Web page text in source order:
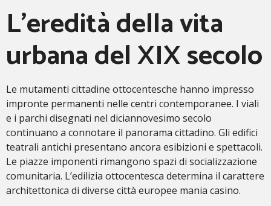
L’eredità della vita
urbana del XIX secolo
Le mutamenti cittadine ottocentesche hanno impresso
impronte permanenti nelle centri contemporanee. I viali
e i parchi disegnati nel diciannovesimo secolo
continuano a connotare il panorama cittadino. Gli edifici
teatrali antichi presentano ancora esibizioni e spettacoli.
Le piazze imponenti rimangono spazi di socializzazione
comunitaria. L’edilizia ottocentesca determina il carattere
architettonica di diverse città europee mania casino.